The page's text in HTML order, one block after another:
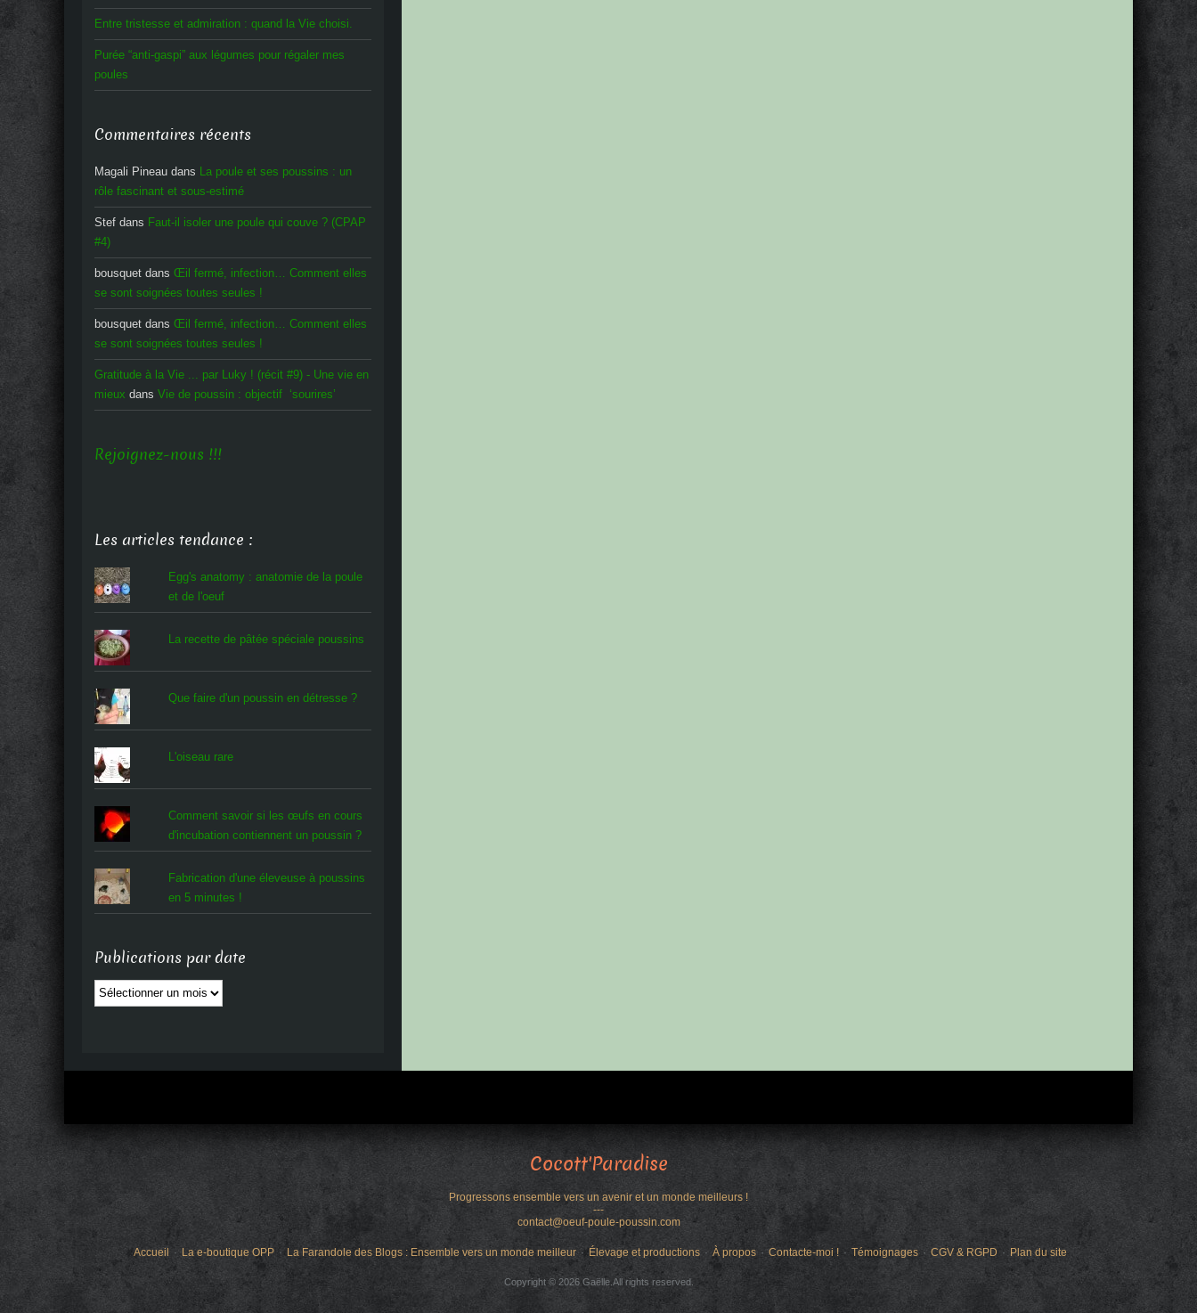
Entre tristesse et admiration : quand la Vie choisi.
Purée “anti-gaspi” aux légumes pour régaler mes
poules
Commentaires récents
Magali Pineau dans La poule et ses poussins : un
rôle fascinant et sous-estimé
Stef dans Faut-il isoler une poule qui couve ? (CPAP
#4)
bousquet dans Œil fermé, infection… Comment elles
se sont soignées toutes seules !
bousquet dans Œil fermé, infection… Comment elles
se sont soignées toutes seules !
Gratitude à la Vie ... par Luky ! (récit #9) - Une vie en
mieux dans Vie de poussin : objectif ‘sourires’
Rejoignez-nous !!!
Les articles tendance :
Egg's anatomy : anatomie de la poule
et de l'oeuf
La recette de pâtée spéciale poussins
Que faire d'un poussin en détresse ?
L'oiseau rare
Comment savoir si les œufs en cours
d'incubation contiennent un poussin ?
Fabrication d'une éleveuse à poussins
en 5 minutes !
Publications par date
Publications
par
Cocott'Paradise
Progressons ensemble vers un avenir et un monde meilleurs !
---
contact@oeuf-poule-poussin.com
Accueil La e-boutique OPP La Farandole des Blogs : Ensemble vers un monde meilleur Élevage et productions À propos Contacte-moi ! Témoignages CGV & RGPD Plan du site
Copyright © 2026 Gaëlle.All rights reserved.